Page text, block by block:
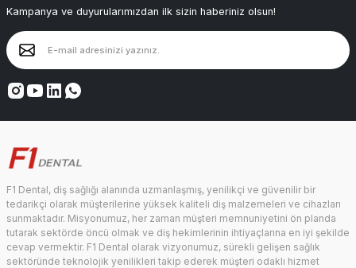
Kampanya ve duyurularımızdan ilk sizin haberiniz olsun!
F1 Dental, diş sağlığı alanında uzmanlaşmış, yenilikçi ve güvenilir bir
tedarikçi olarak müşterilerine yüksek kaliteli diş malzemeleri ve cihazları
sunmaktadır. Misyonumuz, her zaman müşteri memnuniyetini ön planda
tutarak sektörde öncü olmak ve diş hekimlerinin ihtiyaçlarına en iyi şekilde
cevap vermektir. F1 Dental olarak vizyonumuz, sürekli gelişen sağlık
sektöründe teknolojik yenilikleri takip ederek müşteri odaklı hizmet